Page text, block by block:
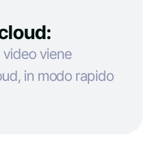
viene
in modo rapido